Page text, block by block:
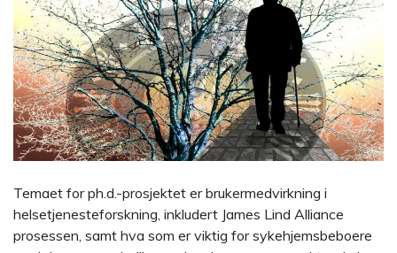
Temaet for ph.d.-prosjektet er brukermedvirkning i
helsetjenesteforskning, inkludert James Lind Alliance
prosessen, samt hva som er viktig for sykehjemsbeboere